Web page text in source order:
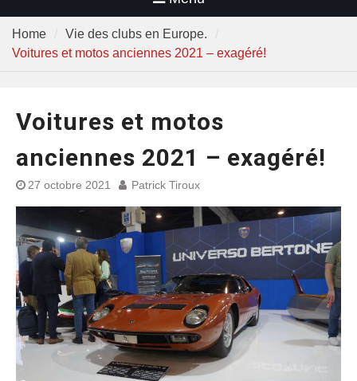
Home
Vie des clubs en Europe.
Voitures et motos anciennes 2021 – exagéré!
Voitures et motos
anciennes 2021 – exagéré!
27 octobre 2021 Patrick Tiroux